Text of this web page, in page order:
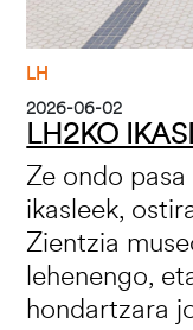
LH
2026-06-02
LH2KO
Ze ondo
ikasleek,
Zientzia
lehenengo,
hondartzara